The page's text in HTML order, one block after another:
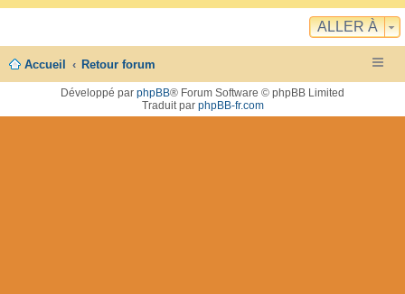
ALLER À
Accueil Retour forum
Développé par phpBB® Forum Software © phpBB Limited
Traduit par phpBB-fr.com